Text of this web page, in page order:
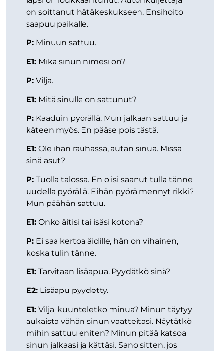
on soittanut hätäkeskukseen. Ensihoito
saapuu paikalle.
P: Minuun sattuu.
E1: Mikä sinun nimesi on?
P: Vilja.
E1: Mitä sinulle on sattunut?
P: Kaaduin pyörällä. Mun jalkaan sattuu ja
käteen myös. En pääse pois tästä.
E1: Ole ihan rauhassa, autan sinua. Missä
sinä asut?
P: Tuolla talossa. En olisi saanut tulla tänne
uudella pyörällä. Eihän pyörä mennyt rikki?
Mun päähän sattuu.
E1: Onko äitisi tai isäsi kotona?
P: Ei saa kertoa äidille, hän on vihainen,
koska tulin tänne.
E1: Tarvitaan lisäapua. Pyydätkö sinä?
E2: Lisäapu pyydetty.
E1: Vilja, kuunteletko minua? Minun täytyy
aukaista vähän sinun vaatteitasi. Näytätkö
mihin sattuu eniten? Minun pitää katsoa
sinun jalkaasi ja kättäsi. Sano sitten, jos